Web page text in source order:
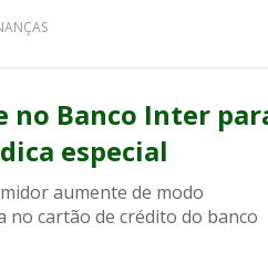
Banco Inter
especial
aumente de modo
no cartão de crédito do banco